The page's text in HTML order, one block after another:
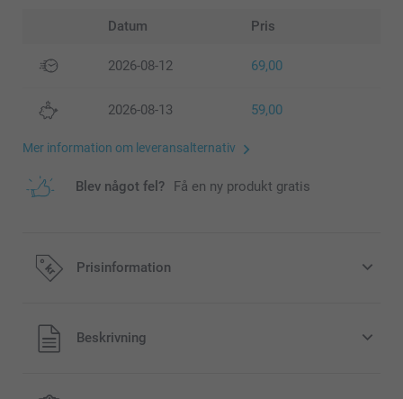
Datum Pris
2026-08-12 69,00
2026-08-13 59,00
Mer information om leveransalternativ
Blev något fel? Få en ny produkt gratis
Prisinformation
Alla priser är i svenska kronor (SEK), inklusive moms och
exklusive porto.
Beskrivning